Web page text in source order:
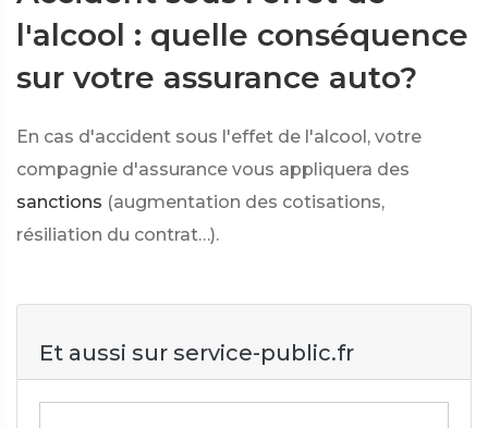
l'alcool : quelle conséquence
sur votre assurance auto?
En cas d'accident sous l'effet de l'alcool, votre
compagnie d'assurance vous appliquera des
sanctions (augmentation des cotisations,
résiliation du contrat…).
Et aussi sur service-public.fr